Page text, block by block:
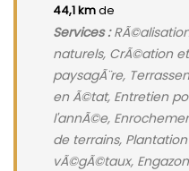
44,1 kmde
Services :
naturels, CrÃ©ation
paysagÃ¨re,
en Ã©tat, Entretien
l'annÃ©e,
de terrains,
vÃ©gÃ©taux,